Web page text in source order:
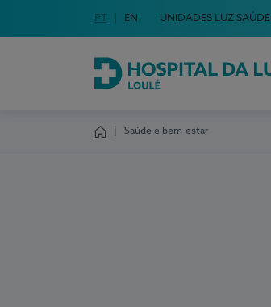
Escolha o seu idioma
Idioma em Português
PT English Language
EN UNIDADES LUZ SAÚDE
Hospital da Luz Loulé
Saúde e bem-estar